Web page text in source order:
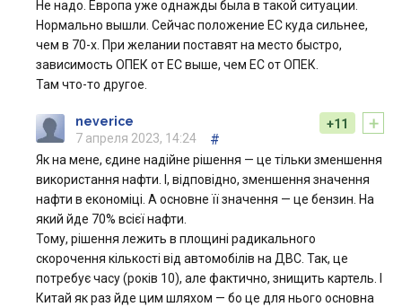
Не надо. Европа уже однажды была в такой ситуации.
Нормально вышли. Сейчас положение ЕС куда сильнее,
чем в 70-х. При желании поставят на место быстро,
зависимость ОПЕК от ЕС выше, чем ЕС от ОПЕК.
Там что-то другое.
+
+11
neverice
7 апреля 2023, 14:24
#
Як на мене, єдине надійне рішення — це тільки зменшення
використання нафти. І, відповідно, зменшення значення
нафти в економіці. А основне її значення — це бензин. На
який йде 70% всієї нафти.
Тому, рішення лежить в площині радикального
скорочення кількості від автомобілів на ДВС. Так, це
потребує часу (років 10), але фактично, знищить картель. І
Китай як раз йде цим шляхом — бо це для нього основна